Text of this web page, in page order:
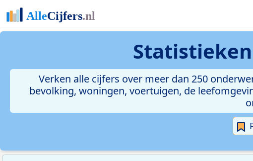
Statistieken
Verken alle cijfers over meer dan 250
bevolking, woningen, voertuigen, de